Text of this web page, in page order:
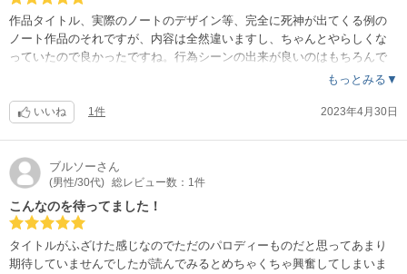
作品タイトル、実際のノートのデザイン等、完全に死神が出てくる例の
ノート作品のそれですが、内容は全然違いますし、ちゃんとやらしくな
っていたので良かったですね。行為シーンの出来が良いのはもちろんで
すが、ノートの効果を考察するという面白さも感じられるいい作品でし
もっとみる▼
いいね 1件 2023年4月30日
ブルソーさん
(男性/30代) 総レビュー数：1件
こんなのを待ってました！
タイトルがふざけた感じなのでただのパロディーものだと思ってあまり
期待していませんでしたが読んでみるとめちゃくちゃ興奮してしまいま